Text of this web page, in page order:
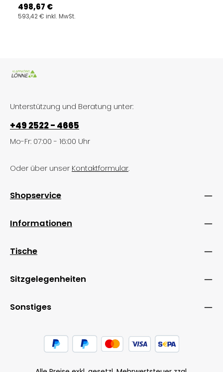
Regulärer Preis:
498,67 €
593,42 € inkl. MwSt.
Unterstützung und Beratung unter:
+49 2522 - 4665
Mo-Fr: 07:00 - 16:00 Uhr
Oder über unser Kontaktformular.
Shopservice
Informationen
Tische
Sitzgelegenheiten
Sonstiges